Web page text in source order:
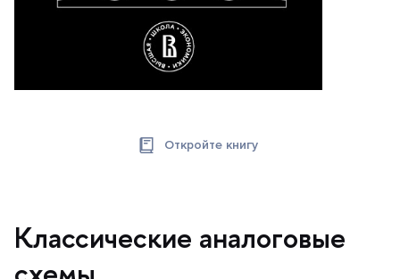
Откройте книгу
Классические аналоговые